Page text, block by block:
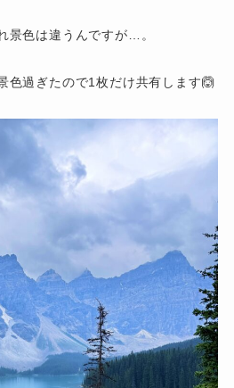
景色は違うんですが…。
色過ぎたので1枚だけ共有します🙆